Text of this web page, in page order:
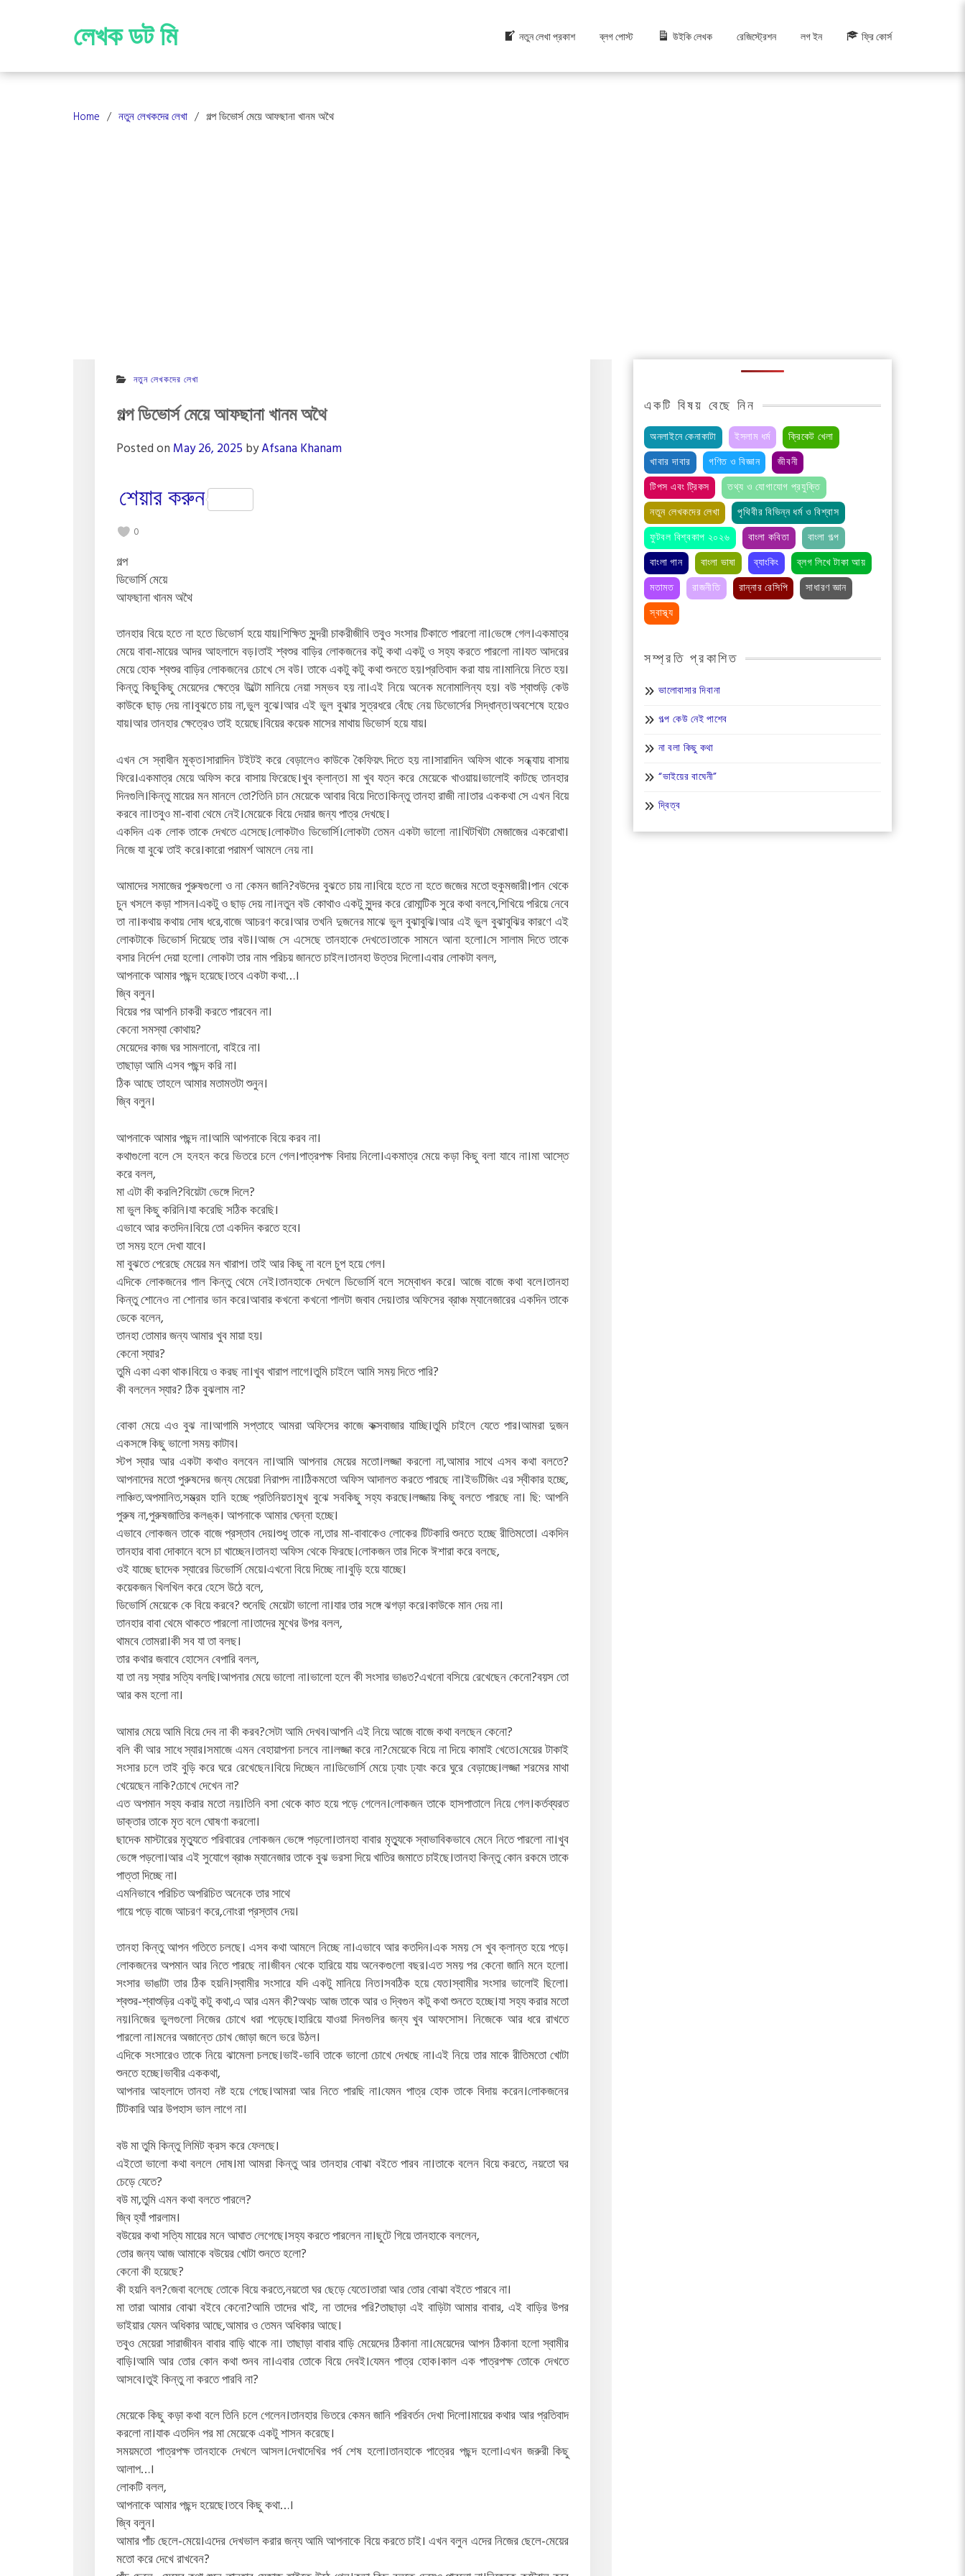
লেখক ডট মি নতুন লেখা প্রকাশ ব্লগ পোস্ট উইকি লেখক রেজিস্ট্রেশন লগ ইন ফ্রি কোর্স
Home নতুন লেখকদের লেখা গল্প ডিভোর্স মেয়ে আফছানা খানম অথৈ
নতুন লেখকদের লেখা
গল্প ডিভোর্স মেয়ে আফছানা খানম অথৈ
Posted on May 26, 2025 byAfsana Khanam
শেয়ার করুন
0
গল্প
ডিভোর্সি মেয়ে
আফছানা খানম অথৈ
তানহার বিয়ে হতে না হতে ডিভোর্স হয়ে যায়।শিক্ষিত সুন্দরী চাকরীজীবি তবুও সংসার টিকাতে পারলো না।ভেঙ্গে গেল।একমাত্র
মেয়ে বাবা-মায়ের আদর আহলাদে বড়।তাই শ্বশুর বাড়ির লোকজনের কটু কথা একটু ও সহ্য করতে পারলো না।যত আদরের
মেয়ে হোক শ্বশুর বাড়ির লোকজনের চোখে সে বউ। তাকে একটু কটু কথা শুনতে হয়।প্রতিবাদ করা যায় না।মানিয়ে নিতে হয়।
কিন্তু কিছুকিছু মেয়েদের ক্ষেত্রে উল্টো মানিয়ে নেয়া সম্ভব হয় না।এই নিয়ে অনেক মনোমালিন্য হয়। বউ শ্বাশুড়ি কেউ
কাউকে ছাড় দেয় না।বুঝতে চায় না,ভুল বুঝে।আর এই ভুল বুঝার সুত্রধরে বেঁছে নেয় ডিভোর্সের সিদ্ধান্ত।অবশেষে হয়েও
যায়।আর তানহার ক্ষেত্রেও তাই হয়েছে।বিয়ের কয়েক মাসের মাথায় ডিভোর্স হয়ে যায়।
এখন সে স্বাধীন মুক্ত।সারাদিন টইটই করে বেড়ালেও কাউকে কৈফিয়ৎ দিতে হয় না।সারাদিন অফিস থাকে সন্ধ্যায় বাসায়
ফিরে।একমাত্র মেয়ে অফিস করে বাসায় ফিরেছে।খুব ক্লান্ত। মা খুব যত্ন করে মেয়েকে খাওয়ায়।ভালোই কাটছে তানহার
দিনগুলি।কিন্তু মায়ের মন মানলে তো?তিনি চান মেয়েকে আবার বিয়ে দিতে।কিন্তু তানহা রাজী না।তার এককথা সে এখন বিয়ে
করবে না।তবুও মা-বাবা থেমে নেই।মেয়েকে বিয়ে দেয়ার জন্য পাত্র দেখছে।
একদিন এক লোক তাকে দেখতে এসেছে।লোকটাও ডিভোর্সি।লোকটা তেমন একটা ভালো না।খিটখিটা মেজাজের একরোখা।
নিজে যা বুঝে তাই করে।কারো পরামর্শ আমলে নেয় না।
আমাদের সমাজের পুরুষগুলো ও না কেমন জানি?বউদের বুঝতে চায় না।বিয়ে হতে না হতে জজের মতো হুকুমজারী।পান থেকে
চুন খসলে কড়া শাসন।একটু ও ছাড় দেয় না।নতুন বউ কোথাও একটু সুন্দর করে রোমান্টিক সুরে কথা বলবে,শিখিয়ে পরিয়ে নেবে
তা না।কথায় কথায় দোষ ধরে,বাজে আচরণ করে।আর তখনি দুজনের মাঝে ভুল বুঝাবুঝি।আর এই ভুল বুঝাবুঝির কারণে এই
লোকটাকে ডিভোর্স দিয়েছে তার বউ।।আজ সে এসেছে তানহাকে দেখতে।তাকে সামনে আনা হলো।সে সালাম দিতে তাকে
বসার নির্দেশ দেয়া হলো। লোকটা তার নাম পরিচয় জানতে চাইল।তানহা উত্তর দিলো।এবার লোকটা বলল,
আপনাকে আমার পছন্দ হয়েছে।তবে একটা কথা…।
জ্বি বলুন।
বিয়ের পর আপনি চাকরী করতে পারবেন না।
কেনো সমস্যা কোথায়?
মেয়েদের কাজ ঘর সামলানো, বাইরে না।
তাছাড়া আমি এসব পছন্দ করি না।
ঠিক আছে তাহলে আমার মতামতটা শুনুন।
জ্বি বলুন।
আপনাকে আমার পছন্দ না।আমি আপনাকে বিয়ে করব না।
কথাগুলো বলে সে হনহন করে ভিতরে চলে গেল।পাত্রপক্ষ বিদায় নিলো।একমাত্র মেয়ে কড়া কিছু বলা যাবে না।মা আস্তে
করে বলল,
মা এটা কী করলি?বিয়েটা ভেঙ্গে দিলে?
মা ভুল কিছু করিনি।যা করেছি সঠিক করেছি।
এভাবে আর কতদিন।বিয়ে তো একদিন করতে হবে।
তা সময় হলে দেখা যাবে।
মা বুঝতে পেরেছে মেয়ের মন খারাপ। তাই আর কিছু না বলে চুপ হয়ে গেল।
এদিকে লোকজনের গাল কিন্তু থেমে নেই।তানহাকে দেখলে ডিভোর্সি বলে সম্বোধন করে। আজে বাজে কথা বলে।তানহা
কিন্তু শোনেও না শোনার ভান করে।আবার কখনো কখনো পালটা জবাব দেয়।তার অফিসের ব্রাঞ্চ ম্যানেজারের একদিন তাকে
ডেকে বলেন,
তানহা তোমার জন্য আমার খুব মায়া হয়।
কেনো স্যার?
তুমি একা একা থাক।বিয়ে ও করছ না।খুব খারাপ লাগে।তুমি চাইলে আমি সময় দিতে পারি?
কী বললেন স্যার? ঠিক বুঝলাম না?
বোকা মেয়ে এও বুঝ না।আগামি সপ্তাহে আমরা অফিসের কাজে কক্সবাজার যাচ্ছি।তুমি চাইলে যেতে পার।আমরা দুজন
একসঙ্গে কিছু ভালো সময় কাটাব।
স্টপ স্যার আর একটা কথাও বলবেন না।আমি আপনার মেয়ের মতো।লজ্জা করলো না,আমার সাথে এসব কথা বলতে?
আপনাদের মতো পুরুষদের জন্য মেয়েরা নিরাপদ না।ঠিকমতো অফিস আদালত করতে পারছে না।ইভটিজিং এর স্বীকার হচ্ছে,
লাঞ্চিত,অপমানিত,সম্ভ্রম হানি হচ্ছে প্রতিনিয়ত।মুখ বুঝে সবকিছু সহ্য করছে।লজ্জায় কিছু বলতে পারছে না। ছি: আপনি
পুরুষ না,পুরুষজাতির কলঙ্ক। আপনাকে আমার ঘেন্না হচ্ছে।
এভাবে লোকজন তাকে বাজে প্রস্তাব দেয়।শুধু তাকে না,তার মা-বাবাকেও লোকের টিটকারি শুনতে হচ্ছে রীতিমতো। একদিন
তানহার বাবা দোকানে বসে চা খাচ্ছেন।তানহা অফিস থেকে ফিরছে।লোকজন তার দিকে ঈশারা করে বলছে,
ওই যাচ্ছে ছাদেক স্যারের ডিভোর্সি মেয়ে।এখনো বিয়ে দিচ্ছে না।বুড়ি হয়ে যাচ্ছে।
কয়েকজন খিলখিল করে হেসে উঠে বলে,
ডিভোর্সি মেয়েকে কে বিয়ে করবে? শুনেছি মেয়েটা ভালো না।যার তার সঙ্গে ঝগড়া করে।কাউকে মান দেয় না।
তানহার বাবা থেমে থাকতে পারলো না।তাদের মুখের উপর বলল,
থামবে তোমরা।কী সব যা তা বলছ।
তার কথার জবাবে হোসেন বেপারি বলল,
যা তা নয় স্যার সত্যি বলছি।আপনার মেয়ে ভালো না।ভালো হলে কী সংসার ভাঙত?এখনো বসিয়ে রেখেছেন কেনো?বয়স তো
আর কম হলো না।
আমার মেয়ে আমি বিয়ে দেব না কী করব?সেটা আমি দেখব।আপনি এই নিয়ে আজে বাজে কথা বলছেন কেনো?
বলি কী আর সাধে স্যার।সমাজে এমন বেহায়াপনা চলবে না।লজ্জা করে না?মেয়েকে বিয়ে না দিয়ে কামাই খেতে।মেয়ের টাকাই
সংসার চলে তাই বুড়ি করে ঘরে রেখেছেন।বিয়ে দিচ্ছেন না।ডিভোর্সি মেয়ে ঢ্যাং ঢ্যাং করে ঘুরে বেড়াচ্ছে।লজ্জা শরমের মাথা
খেয়েছেন নাকি?চোখে দেখেন না?
এত অপমান সহ্য করার মতো নয়।তিনি বসা থেকে কাত হয়ে পড়ে গেলেন।লোকজন তাকে হাসপাতালে নিয়ে গেল।কর্তব্যরত
ডাক্তার তাকে মৃত বলে ঘোষণা করলো।
ছাদেক মাস্টারের মৃত্যুতে পরিবারের লোকজন ভেঙ্গে পড়লো।তানহা বাবার মৃত্যুকে স্বাভাবিকভাবে মেনে নিতে পারলো না।খুব
ভেঙ্গে পড়লো।আর এই সুযোগে ব্রাঞ্চ ম্যানেজার তাকে বুঝ ভরসা দিয়ে খাতির জমাতে চাইছে।তানহা কিন্তু কোন রকমে তাকে
পাত্তা দিচ্ছে না।
এমনিভাবে পরিচিত অপরিচিত অনেকে তার সাথে
গায়ে পড়ে বাজে আচরণ করে,নোংরা প্রস্তাব দেয়।
তানহা কিন্তু আপন গতিতে চলছে। এসব কথা আমলে নিচ্ছে না।এভাবে আর কতদিন।এক সময় সে খুব ক্লান্ত হয়ে পড়ে।
লোকজনের অপমান আর নিতে পারছে না।জীবন থেকে হারিয়ে যায় অনেকগুলো বছর।এত সময় পর কেনো জানি মনে হলো।
সংসার ভাঙাটা তার ঠিক হয়নি।স্বামীর সংসারে যদি একটু মানিয়ে নিত।সবঠিক হয়ে যেত।স্বামীর সংসার ভালোই ছিলো।
শ্বশুর-শ্বাশুড়ির একটু কটু কথা,এ আর এমন কী?অথচ আজ তাকে আর ও দ্বিগুন কটু কথা শুনতে হচ্ছে।যা সহ্য করার মতো
নয়।নিজের ভুলগুলো নিজের চোখে ধরা পড়েছে।হারিয়ে যাওয়া দিনগুলির জন্য খুব আফসোস। নিজেকে আর ধরে রাখতে
পারলো না।মনের অজান্তে চোখ জোড়া জলে ভরে উঠল।
এদিকে সংসারেও তাকে নিয়ে ঝামেলা চলছে।ভাই-ভাবি তাকে ভালো চোখে দেখছে না।এই নিয়ে তার মাকে রীতিমতো খোটা
শুনতে হচ্ছে।ভাবীর এককথা,
আপনার আহলাদে তানহা নষ্ট হয়ে গেছে।আমরা আর নিতে পারছি না।যেমন পাত্র হোক তাকে বিদায় করেন।লোকজনের
টিটকারি আর উপহাস ভাল লাগে না।
বউ মা তুমি কিন্তু লিমিট ক্রস করে ফেলছে।
এইতো ভালো কথা বললে দোষ।মা আমরা কিন্তু আর তানহার বোঝা বইতে পারব না।তাকে বলেন বিয়ে করতে, নয়তো ঘর
চেড়ে যেতে?
বউ মা,তুমি এমন কথা বলতে পারলে?
জ্বি হ্যাঁ পারলাম।
বউয়ের কথা সত্যি মায়ের মনে আঘাত লেগেছে।সহ্য করতে পারলেন না।ছুটে গিয়ে তানহাকে বললেন,
তোর জন্য আজ আমাকে বউয়ের খোটা শুনতে হলো?
কেনো কী হয়েছে?
কী হয়নি বল?জেবা বলেছে তোকে বিয়ে করতে,নয়তো ঘর ছেড়ে যেতে।তারা আর তোর বোঝা বইতে পারবে না।
মা তারা আমার বোঝা বইবে কেনো?আমি তাদের খাই, না তাদের পরি?তাছাড়া এই বাড়িটা আমার বাবার, এই বাড়ির উপর
ভাইয়ার যেমন অধিকার আছে,আমার ও তেমন অধিকার আছে।
তবুও মেয়েরা সারাজীবন বাবার বাড়ি থাকে না। তাছাড়া বাবার বাড়ি মেয়েদের ঠিকানা না।মেয়েদের আপন ঠিকানা হলো স্বামীর
বাড়ি।আমি আর তোর কোন কথা শুনব না।এবার তোকে বিয়ে দেবই।যেমন পাত্র হোক।কাল এক পাত্রপক্ষ তোকে দেখতে
আসবে।তুই কিন্তু না করতে পারবি না?
মেয়েকে কিছু কড়া কথা বলে তিনি চলে গেলেন।তানহার ভিতরে কেমন জানি পরিবর্তন দেখা দিলো।মায়ের কথার আর প্রতিবাদ
করলো না।যাক এতদিন পর মা মেয়েকে একটু শাসন করেছে।
সময়মতো পাত্রপক্ষ তানহাকে দেখলে আসল।দেখাদেখির পর্ব শেষ হলো।তানহাকে পাত্রের পছন্দ হলো।এখন জরুরী কিছু
আলাপ…।
লোকটি বলল,
আপনাকে আমার পছন্দ হয়েছে।তবে কিছু কথা…।
জ্বি বলুন।
আমার পাঁচ ছেলে-মেয়ে।এদের দেখভাল করার জন্য আমি আপনাকে বিয়ে করতে চাই। এখন বলুন এদের নিজের ছেলে-মেয়ের
মতো করে দেখে রাখবেন?
একটি বিষয় বেছে নিন
অনলাইনে কেনাকাটা
ইসলাম ধর্ম
ক্রিকেট খেলা
খাবার দাবার
গণিত ও বিজ্ঞান
জীবনী
টিপস এবং ট্রিকস
তথ্য ও যোগাযোগ প্রযুক্তি
নতুন লেখকদের লেখা
পৃথিবীর বিভিন্ন ধর্ম ও বিশ্বাস
ফুটবল বিশ্বকাপ ২০২৬
বাংলা কবিতা
বাংলা গল্প
বাংলা গান
বাংলা ভাষা ব্যাংকিং
ব্লগ লিখে টাকা আয়
মতামত
রাজনীতি রান্নার রেসিপি
সাধারণ জ্ঞান
স্বাস্থ্য
সম্প্রতি প্রকাশিত
ভালোবাসার দিবানা
গল্প কেউ নেই পাশেব
না বলা কিছু কথা
“ভাইয়ের বাঘেনী”
দ্বিত্ব